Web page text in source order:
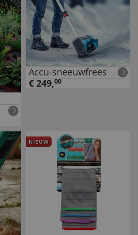
Accu-sneeuwfrees
€ 249,00
NIEUW